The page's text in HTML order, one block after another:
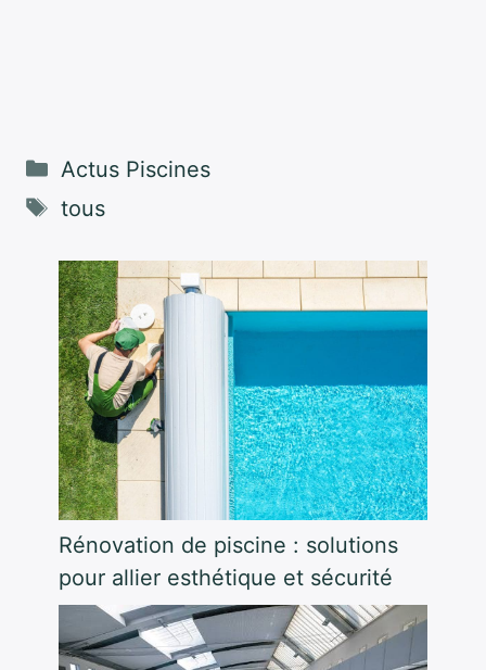
Catégories
Actus Piscines
Étiquettes
tous
Rénovation de piscine : solutions
pour allier esthétique et sécurité